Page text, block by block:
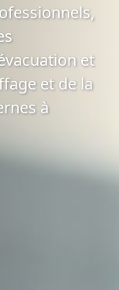
et
et de la
à